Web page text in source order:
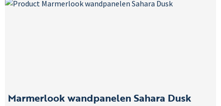
Marmerlook wandpanelen Sahara Dusk